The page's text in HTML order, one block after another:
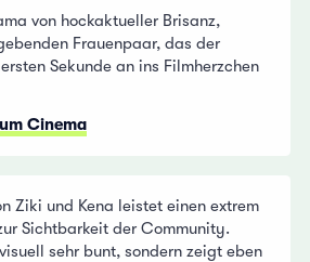
von hockaktueller Brisanz,
Frauenpaar, das der
Sekunde an ins Filmherzchen
Cinema
Ziki und Kena leistet einen extrem
Sichtbarkeit der Community.
sehr bunt, sondern zeigt eben